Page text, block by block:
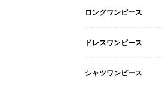
ロングワンピース
ドレスワンピース
シャツワンピース